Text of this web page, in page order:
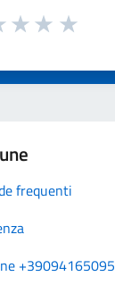
frequenti
+39094165095